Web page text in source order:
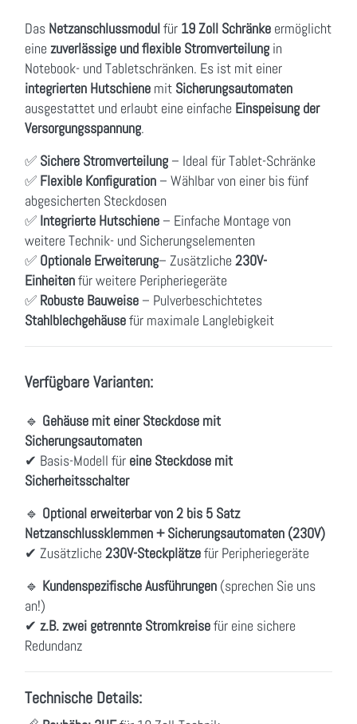
Das Netzanschlussmodulfür 19 Zoll Schränke ermöglicht
eine zuverlässige und flexible Stromverteilung in
Notebook- und Tabletschränken. Es ist mit einer
integrierten Hutschiene mit Sicherungsautomaten
ausgestattet und erlaubt eine einfache Einspeisung der
Versorgungsspannung.
✅ Sichere Stromverteilung – Ideal für Tablet-Schränke
✅ Flexible Konfiguration – Wählbar von einer bis fünf
abgesicherten Steckdosen
✅ Integrierte Hutschiene – Einfache Montage von
weitere Technik- und Sicherungselementen
✅ Optionale Erweiterung– Zusätzliche 230V-
Einheitenfür weitere Peripheriegeräte
✅ Robuste Bauweise – Pulverbeschichtetes
Stahlblechgehäusefür maximale Langlebigkeit
Verfügbare Varianten:
🔹 Gehäuse mit einer Steckdose mit
Sicherungsautomaten
✔ Basis-Modell für eine Steckdose mit
Sicherheitsschalter
🔹 Optional erweiterbar von 2 bis 5 Satz
Netzanschlussklemmen + Sicherungsautomaten (230V)
✔ Zusätzliche 230V-Steckplätzefür Peripheriegeräte
🔹 Kundenspezifische Ausführungen (sprechen Sie uns
an!)
✔ z.B. zwei getrennte Stromkreisefür eine sichere
Redundanz
Technische Details: